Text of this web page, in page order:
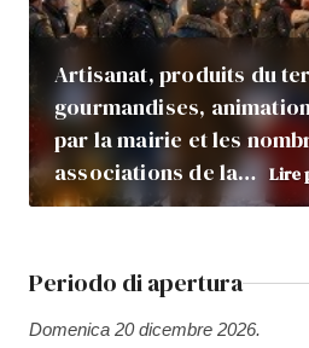
Artisanat, produits du
gourmandises,
par la mairie et les
associations de la… Lire
Periodo di apertura
Domenica 20 dicembre 2026.